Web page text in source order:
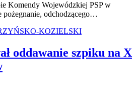
Komendy Wojewódzkiej PSP w
pożegnanie, odchodzącego…
KOZIELSKI
oddawanie szpiku na X